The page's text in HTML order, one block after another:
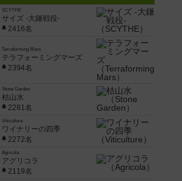
SCYTHE
サイズ -大鎌戦役-
2416名
Terraforming Mars
テラフォーミングマーズ
2394名
Stone Garden
枯山水
2281名
Viticulture
ワイナリーの四季
2272名
Agricola
アグリコラ
2119名